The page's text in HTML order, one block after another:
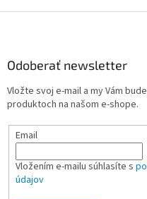
Odoberať newsletter
Vložte svoj e-mail a my Vám
produktoch na našom e-shope.
Email
Vložením e-mailu súhlasíte s
údajov